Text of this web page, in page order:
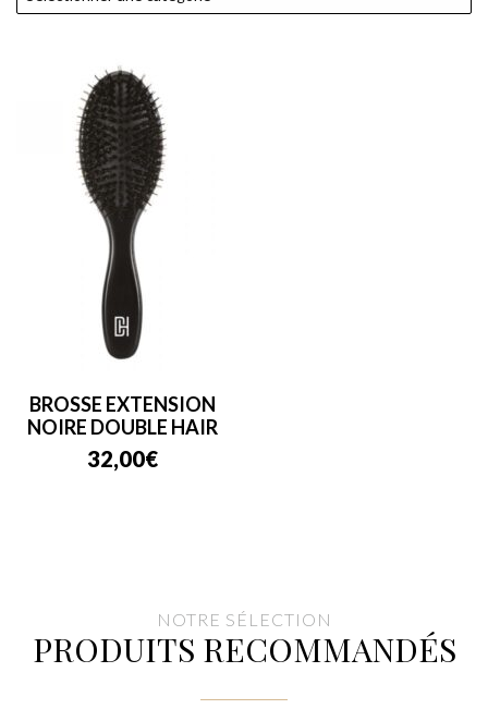
BROSSE EXTENSION
NOIRE DOUBLE HAIR
32,00€
NOTRE SÉLECTION
PRODUITS RECOMMANDÉS